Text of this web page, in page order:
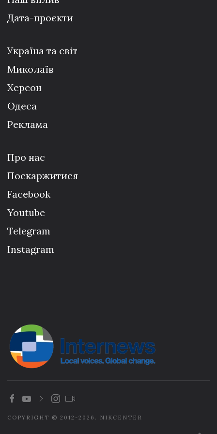
Дата-проєкти
Україна та світ
Миколаїв
Херсон
Одеса
Реклама
Про нас
Поскаржитися
Facebook
Youtube
Telegram
Instagram
COPYRIGHT © 2012-2026. NIKCENTER